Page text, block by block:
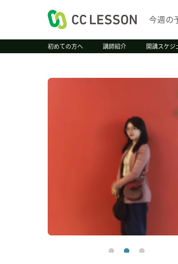
今週の
初めての方へ 講師紹介 開講スケジ